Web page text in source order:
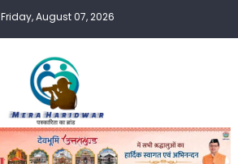
Friday, August 07, 2026